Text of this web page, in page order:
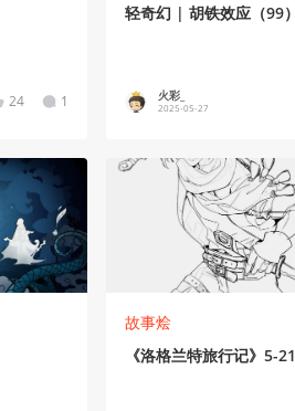
24 1
轻奇幻 | 胡铁效应（99）
火彩_
2025-05-27
故事烩
《洛格兰特旅行记》5-21